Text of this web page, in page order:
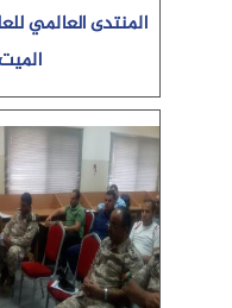
الميت